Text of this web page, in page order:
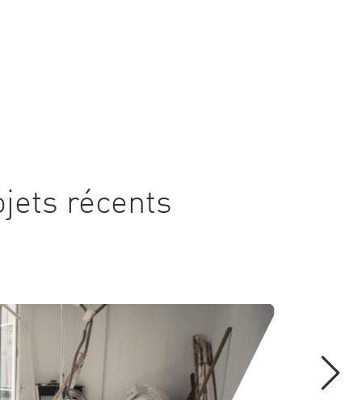
récents